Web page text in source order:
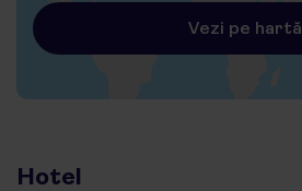
Vezi pe hartă
Hotel